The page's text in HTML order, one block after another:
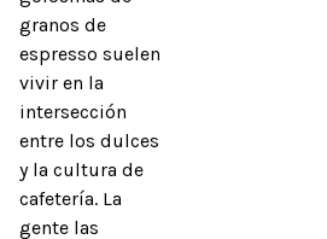
granos de
espresso suelen
vivir en la
intersección
entre los dulces
y la cultura de
cafetería. La
gente las